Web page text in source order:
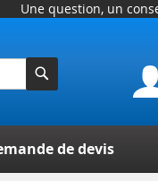
Une question, un
de devis